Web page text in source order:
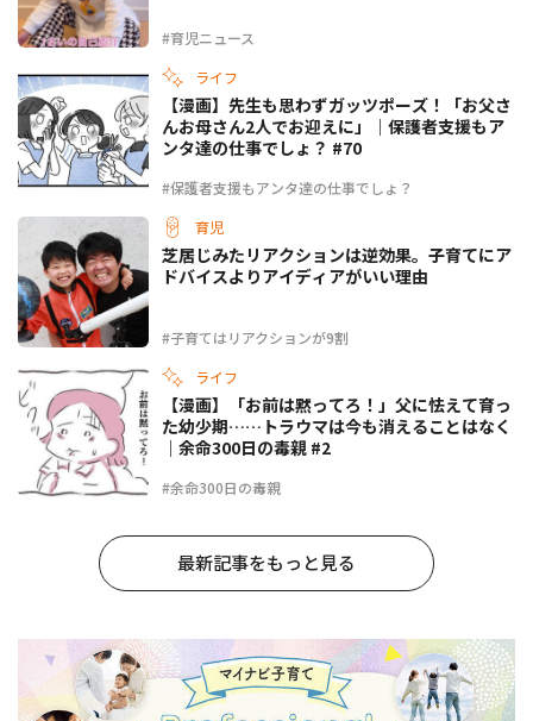
#育児ニュース
ライフ
#保護者支援もアンタ達の仕事でしょ？
【漫画】先生も思わずガッツポーズ！「お父さ
んお母さん2人でお迎えに」｜保護者支援もア
ンタ達の仕事でしょ？ #70
育児
#子育てはリアクションが9割
芝居じみたリアクションは逆効果。子育てにア
ドバイスよりアイディアがいい理由
ライフ
#余命300日の毒親
【漫画】「お前は黙ってろ！」父に怯えて育っ
た幼少期……トラウマは今も消えることはなく
｜余命300日の毒親 #2
最新記事をもっと見る